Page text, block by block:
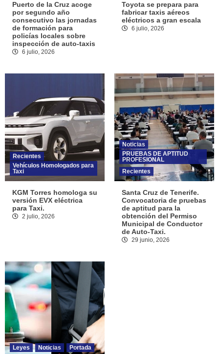
Puerto de la Cruz acoge
por segundo año
consecutivo las jornadas
de formación para
policías locales sobre
inspección de auto-taxis
6 julio, 2026
Toyota se prepara para
fabricar taxis aéreos
eléctricos a gran escala
6 julio, 2026
Recientes
Vehículos Homologados para
Taxi
KGM Torres homologa su
versión EVX eléctrica
para Taxi.
2 julio, 2026
Noticias
PRUEBAS DE APTITUD
PROFESIONAL
Recientes
Santa Cruz de Tenerife.
Convocatoria de pruebas
de aptitud para la
obtención del Permiso
Municipal de Conductor
de Auto-Taxi.
29 junio, 2026
Leyes Noticias
Portada